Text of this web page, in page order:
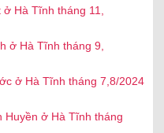
Hà Tĩnh tháng 11,
ở Hà Tĩnh tháng 9,
ở Hà Tĩnh tháng 7,8/2024
Huyền ở Hà Tĩnh tháng